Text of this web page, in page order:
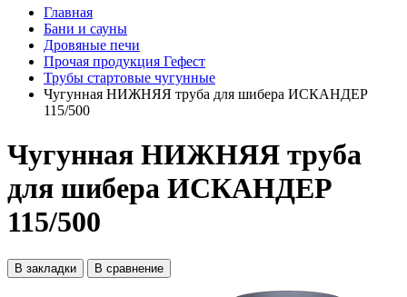
Главная
Бани и сауны
Дровяные печи
Прочая продукция Гефест
Трубы стартовые чугунные
Чугунная НИЖНЯЯ труба для шибера ИСКАНДЕР
115/500
Чугунная НИЖНЯЯ труба
для шибера ИСКАНДЕР
115/500
В закладки В сравнение